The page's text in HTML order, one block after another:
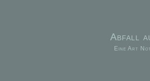
Abfall
Eine Art